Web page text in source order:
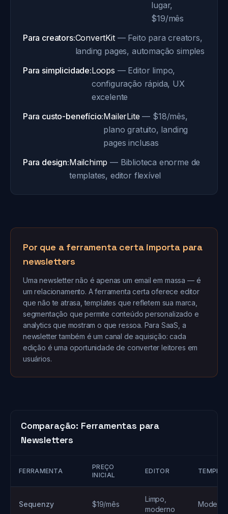
lugar,
$19/mês
Para creators:ConvertKit— Feito para creators,
landing pages, automação simples
Para simplicidade:Loops — Editor limpo,
configuração rápida, UX
excelente
Para custo-benefício:MailerLite — $18/mês,
plano gratuito, landing
pages inclusas
Para design:Mailchimp — Biblioteca enorme de
templates, editor flexível
Por que a ferramenta certa importa para
newsletters
Uma newsletter não é apenas um email em massa — é
um relacionamento. A ferramenta certa oferece editor
que não te atrasa, templates que refletem sua marca,
segmentação que permite conteúdo personalizado e
analytics que mostram o que ressoa. Para SaaS, a
newsletter também é um canal de aquisição: cada
edição é uma oportunidade de converter leitores em
usuários.
Comparação: Ferramentas para
Newsletters
FERRAMENTA
PREÇO
INICIAL
EDITOR
Sequenzy $19/mês
Limpo,
moderno